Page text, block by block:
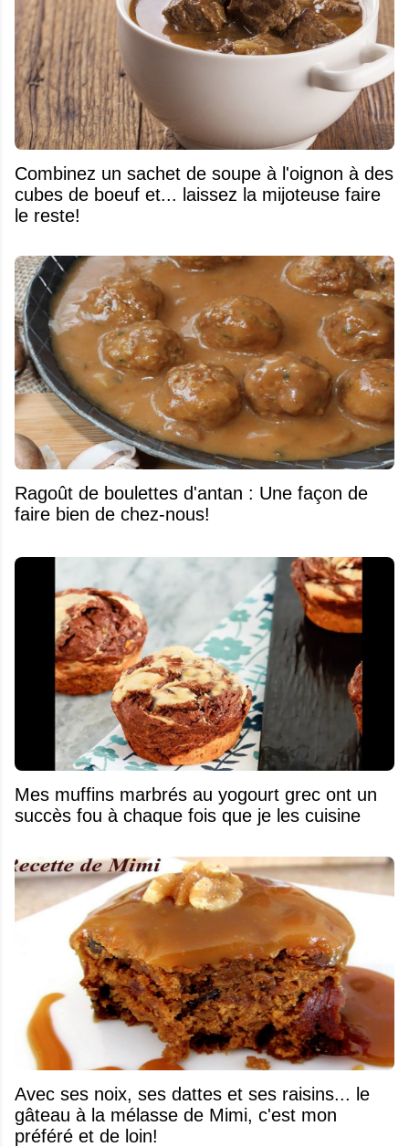
Combinez un sachet de soupe à l'oignon à des
cubes de boeuf et... laissez la mijoteuse faire
le reste!
Ragoût de boulettes d'antan : Une façon de
faire bien de chez-nous!
Mes muffins marbrés au yogourt grec ont un
succès fou à chaque fois que je les cuisine
Avec ses noix, ses dattes et ses raisins... le
gâteau à la mélasse de Mimi, c'est mon
préféré et de loin!